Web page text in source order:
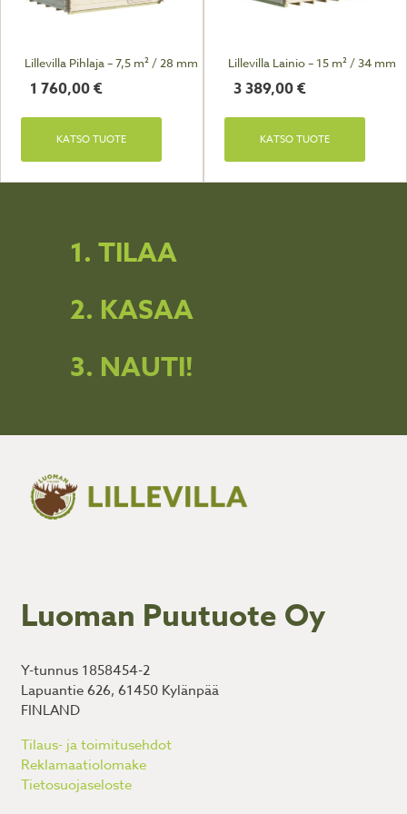
Lillevilla Pihlaja – 7,5 m² / 28 mm
1 760,00€
KATSO TUOTE
Lillevilla Lainio – 15 m² / 34 mm
3 389,00€
KATSO TUOTE
1. TILAA
2. KASAA
3. NAUTI!
Luoman Puutuote Oy
Y-tunnus 1858454-2
Lapuantie 626, 61450 Kylänpää
FINLAND
Tilaus- ja toimitusehdot
Reklamaatiolomake
Tietosuojaseloste